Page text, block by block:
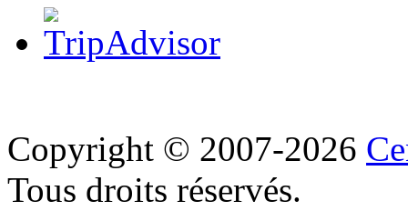
Copyright © 2007-2026
Tous droits réservés.